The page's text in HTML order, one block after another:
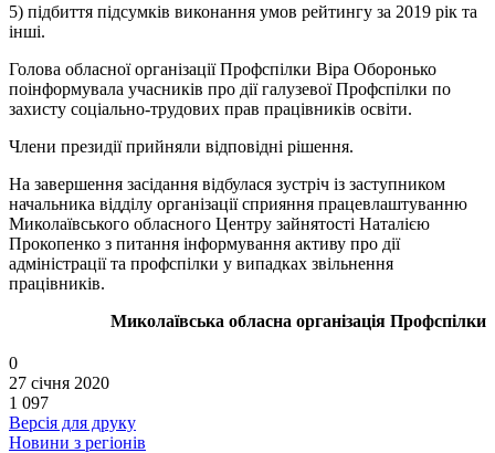
5) підбиття підсумків виконання умов рейтингу за 2019 рік та
інші.
Голова обласної організації Профспілки Віра Оборонько
поінформувала учасників про дії галузевої Профспілки по
захисту соціально-трудових прав працівників освіти.
Члени президії прийняли відповідні рішення.
На завершення засідання відбулася зустріч із заступником
начальника відділу організації сприяння працевлаштуванню
Миколаївського обласного Центру зайнятості Наталією
Прокопенко з питання інформування активу про дії
адміністрації та профспілки у випадках звільнення
працівників.
Миколаївська обласна організація Профспілки
0
27 січня 2020
1 097
Версія для друку
Новини з регіонів